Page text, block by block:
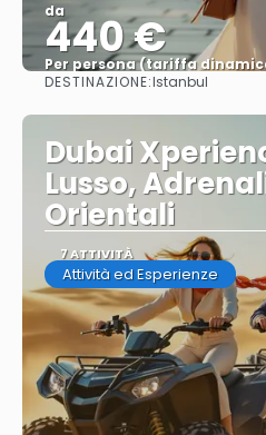
da
440 €
Per persona (tariffa
Vedere
DESTINAZIONE:Istanbul
Dubai
Lusso,
Orientali
7 ATTIVITÀ
Attività ed Esperienze